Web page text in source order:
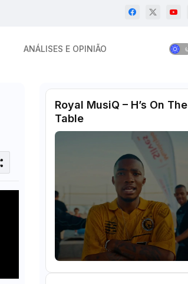
ANÁLISES E OPINIÃO
Royal MusiQ – H’s On The
Table